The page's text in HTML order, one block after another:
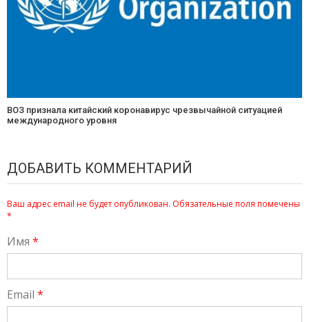
ВОЗ признала китайский коронавирус чрезвычайной ситуацией
международного уровня
ДОБАВИТЬ КОММЕНТАРИЙ
Ваш адрес email не будет опубликован. Обязательные поля помечены
*
Имя *
Email *